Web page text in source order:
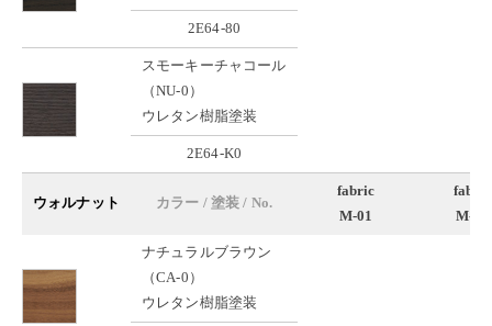
2E64-80
スモーキーチャコール
（NU-0）
ウレタン樹脂塗装
2E64-K0
ウォルナット カラー / 塗装 / No.
fabric
M-01
fabric
M-02
ナチュラルブラウン
（CA-0）
ウレタン樹脂塗装